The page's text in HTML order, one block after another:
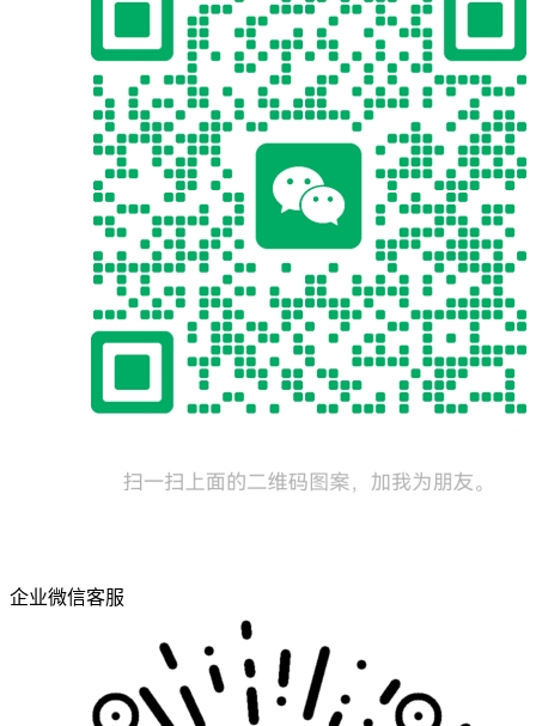
企业微信客服